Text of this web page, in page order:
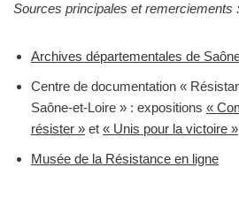
Sources principales et remerciements :
Archives départementales de
Centre de documentation «
Saône-et-Loire » : expositions «
résister » et « Unis pour la victoire »
Musée de la Résistance en ligne